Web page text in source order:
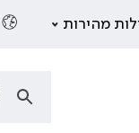
מהירות